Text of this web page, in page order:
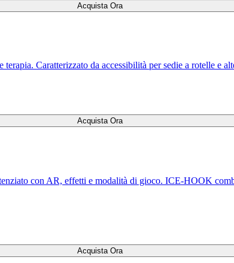
Acquista Ora
Caratterizzato da accessibilità per sedie a rotelle e
Acquista Ora
con AR, effetti e modalità di gioco. ICE-HOOK
Acquista Ora